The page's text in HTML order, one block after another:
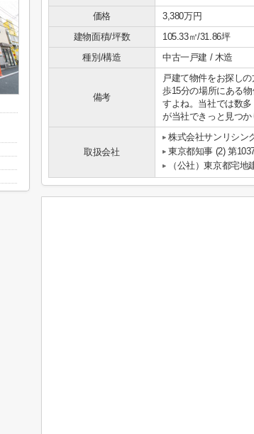
価格 3,380万円
建物面積/坪数
105.33㎡/31.86坪
種別/構造
中古一戸建 / 木造
備考
戸建て物件をお探し
歩15分の場所にある
すよね。当社では数
が当社できっと見つか
取扱会社
株式会社サンリシン
東京都知事 (2) 第
（公社）東京都宅